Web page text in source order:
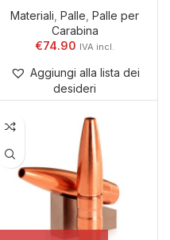
Materiali ,Palle ,Palle per
Carabina
€74.90
Aggiungi alla lista dei
desideri